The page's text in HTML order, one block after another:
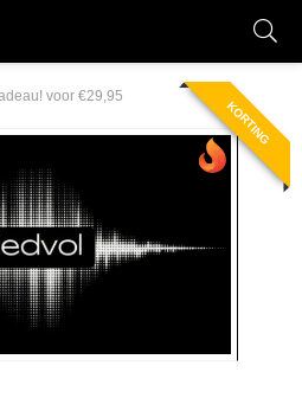
voor €29,95
KORTING